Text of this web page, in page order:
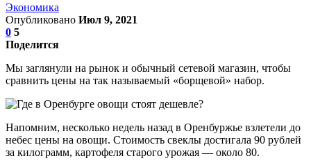
Экономика
Опубликовано Июл 9, 2021
0 5
Поделится
Мы заглянули на рынок и обычный сетевой магазин, чтобы
сравнить цены на так называемый «борщевой» набор.
Напомним, несколько недель назад в Оренбуржье взлетели до
небес цены на овощи. Стоимость свеклы достигала 90 рублей
за килограмм, картофеля старого урожая — около 80.